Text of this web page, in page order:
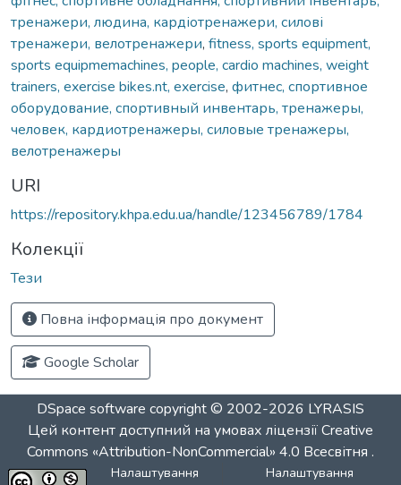
тренажери, людина, кардіотренажери, силові
тренажери, велотренажери, fitness, sports equipment,
sports equipmemachines, people, cardio machines, weight
trainers, exercise bikes.nt, exercise, фитнес, спортивное
оборудование, спортивный инвентарь, тренажеры,
человек, кардиотренажеры, силовые тренажеры,
велотренажеры
URI
https://repository.khpa.edu.ua/handle/123456789/1784
Колекції
Тези
Повна інформація про документ
Google Scholar
DSpace software copyright © 2002-2026 LYRASIS
Цей контент доступний на умовах ліцензіїCreative
Commons «Attribution-NonCommercial» 4.0 Всесвітня .
Налаштування
Налаштування